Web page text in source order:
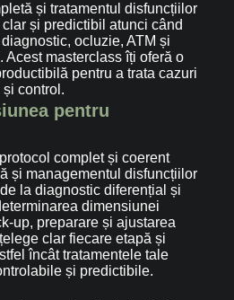
și tratamentul disfuncțiilor
și predictibil atunci când
ocluzie, ATM și
Acest masterclass îți oferă o
pentru a trata cazuri
control.
pentru
complet și coerent
și managementul disfuncțiilor
la diagnostic diferențial și
dimensiunei
up, preparare și ajustarea
clar fiecare etapă și
încât tratamentele tale
și predictibile.